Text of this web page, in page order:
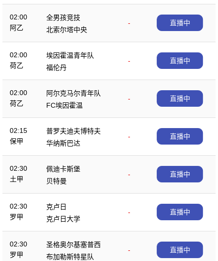
02:00
阿乙
全男孩竞技
-
北索尔塔中央
直播中
02:00
荷乙
埃因霍温青年队
-
福伦丹
直播中
02:00
荷乙
阿尔克马尔青年队
-
FC埃因霍温
直播中
02:15
保甲
普罗夫迪夫博特夫
-
华纳斯巴达
直播中
02:30
土甲
佩迪卡斯堡
-
贝特曼
直播中
02:30
罗甲
克卢日
-
克卢日大学
直播中
02:30
罗甲
圣格奥尔基塞普西
-
布加勒斯特星队
直播中